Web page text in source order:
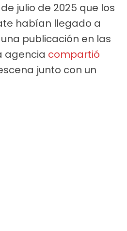
julio de 2025 que los
habían llegado a
publicación en las
agencia compartió
junto con un